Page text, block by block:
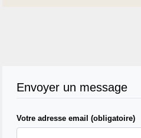
Envoyer un message
Votre adresse email (obligatoire)